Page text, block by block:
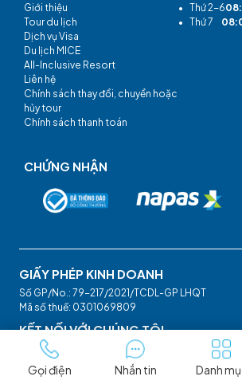
Gọi điện Nhắn tin Danh
Giới thiệu
Tour du lịch
Dịch vụ Visa
Du lịch MICE
All-Inclusive Resort
Liên hệ
Chính sách thay đổi, chuyển hoặc
hủy tour
Chính sách thanh toán
• Thứ 2-6
• Thứ 7
CHỨNG NHẬN
GIẤY PHÉP KINH DOANH
Số GP/No.: 79-217/2021/TCDL-GP LHQT
Mã số thuế: 0301069809
KẾT NỐI VỚI CHÚNG TÔI
CHẤP NHẬN THANH TOÁN